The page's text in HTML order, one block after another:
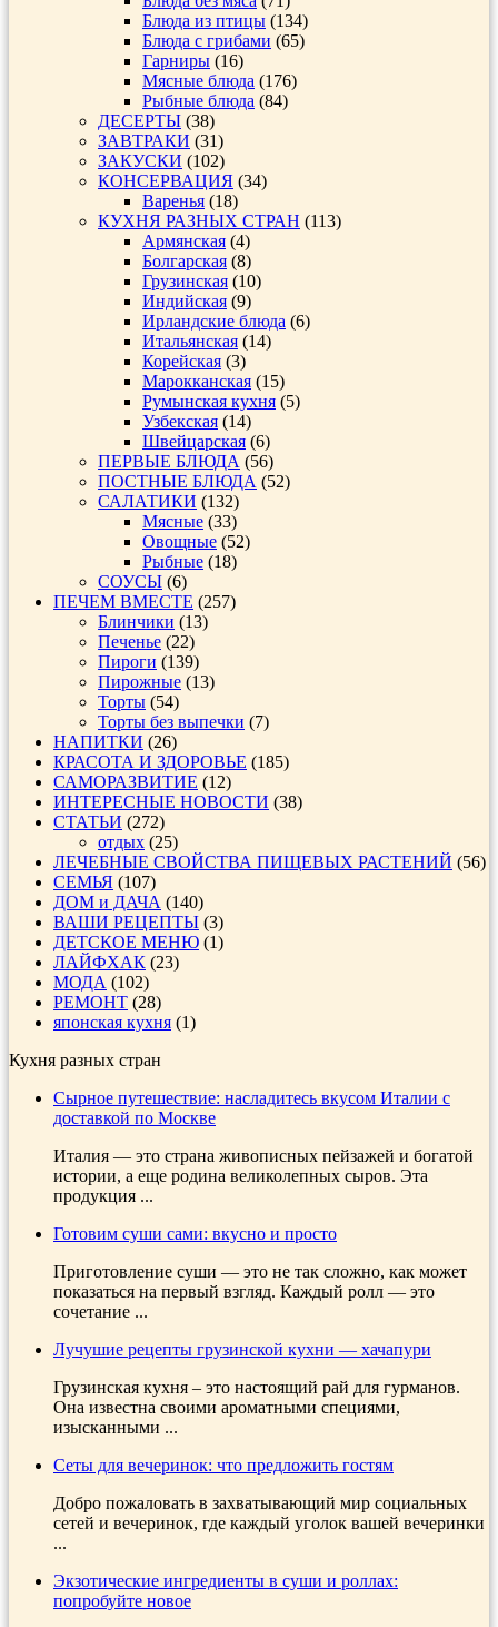
Блюда из птицы (134)
Блюда с грибами (65)
Гарниры (16)
Мясные блюда (176)
Рыбные блюда (84)
ДЕСЕРТЫ (38)
ЗАВТРАКИ (31)
ЗАКУСКИ (102)
КОНСЕРВАЦИЯ (34)
Варенья (18)
КУХНЯ РАЗНЫХ СТРАН (113)
Армянская (4)
Болгарская (8)
Грузинская (10)
Индийская (9)
Ирландские блюда (6)
Итальянская (14)
Корейская (3)
Марокканская (15)
Румынская кухня (5)
Узбекская (14)
Швейцарская (6)
ПЕРВЫЕ БЛЮДА (56)
ПОСТНЫЕ БЛЮДА (52)
САЛАТИКИ (132)
Мясные (33)
Овощные (52)
Рыбные (18)
СОУСЫ (6)
ПЕЧЕМ ВМЕСТЕ (257)
Блинчики (13)
Печенье (22)
Пироги (139)
Пирожные (13)
Торты (54)
Торты без выпечки (7)
НАПИТКИ (26)
КРАСОТА И ЗДОРОВЬЕ (185)
САМОРАЗВИТИЕ (12)
ИНТЕРЕСНЫЕ НОВОСТИ (38)
СТАТЬИ (272)
отдых (25)
ЛЕЧЕБНЫЕ СВОЙСТВА ПИЩЕВЫХ РАСТЕНИЙ (56)
СЕМЬЯ (107)
ДОМ и ДАЧА (140)
ВАШИ РЕЦЕПТЫ (3)
ДЕТСКОЕ МЕНЮ (1)
ЛАЙФХАК (23)
МОДА (102)
РЕМОНТ (28)
японская кухня (1)
Кухня разных стран
Сырное путешествие: насладитесь вкусом Италии с
доставкой по Москве
Италия — это страна живописных пейзажей и богатой
истории, а еще родина великолепных сыров. Эта
продукция ...
Готовим суши сами: вкусно и просто
Приготовление суши — это не так сложно, как может
показаться на первый взгляд. Каждый ролл — это
сочетание ...
Лучушие рецепты грузинской кухни — хачапури
Грузинская кухня – это настоящий рай для гурманов.
Она известна своими ароматными специями,
изысканными ...
Сеты для вечеринок: что предложить гостям
Добро пожаловать в захватывающий мир социальных
сетей и вечеринок, где каждый уголок вашей вечеринки
...
Экзотические ингредиенты в суши и роллах:
попробуйте новое